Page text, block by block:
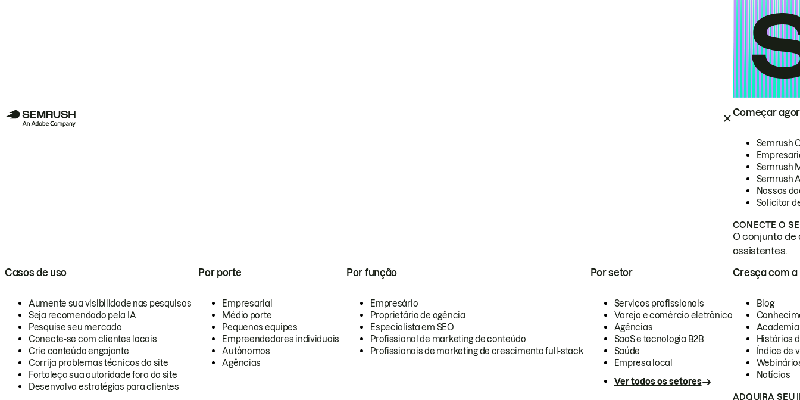
Começar
Semrush
Semrush
Semrush
Nossos
Solicitar
CONECTE O
O conjunto de
assistentes.
Casos de uso
Aumente sua visibilidade nas pesquisas
Seja recomendado pela IA
Pesquise seu mercado
Conecte-se com clientes locais
Crie conteúdo engajante
Corrija problemas técnicos do site
Fortaleça sua autoridade fora do site
Desenvolva estratégias para clientes
Por porte
Empresarial
Médio porte
Pequenas equipes
Empreendedores individuais
Autônomos
Agências
Por função
Empresário
Proprietário de agência
Especialista em SEO
Profissional de marketing de conteúdo
Profissionais de marketing de crescimento full-stack
Por setor
Serviços profissionais
Varejo e comércio eletrônico
Agências
SaaS e tecnologia B2B
Saúde
Empresa local
Ver todos os setores
Cresça com a
Blog
Academia
Histórias
Índice de
Notícias
ADQUIRA SEU